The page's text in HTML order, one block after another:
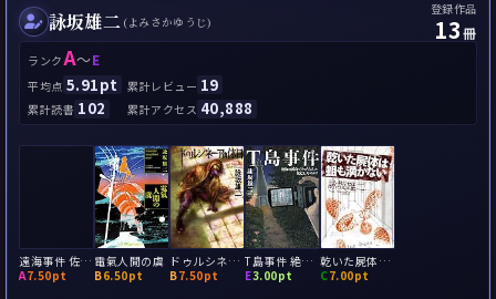
詠坂雄二 (よみさかゆうじ)
登録作品
13冊
ランクA～E
平均点 5.91pt 累計レビュー 19
累計読書 102 累計アクセス 40,888
遠海事件 佐藤誠はなぜ首を切断したのか?
A7.50pt
電氣人閒の虞
B6.50pt
ドゥルシネーアの休日
B7.50pt
T島事件 絶海の孤島でなぜ六人は死亡したのか
E3.00pt
乾いた屍体は蛆も湧かない
C7.00pt